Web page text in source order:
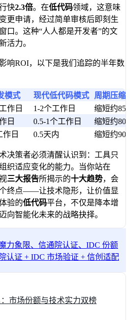
快2.3倍。在低代码领域，这意味
更申请，经过简单审核后即刻生
口。这种“人人都是开发者”的文
活力。
响ROI，以下是我们追踪的半年数
模式 现代低代码模式
周期压缩
作日 1-2个工作日
缩短约
日 0.5-1个工作日
缩短约
作日 0.5天内 缩短约
决策者必须清醒认识到：工具只
织适应变化的能力。当你站在
三大报告所揭示的十大趋势，会
终点——让技术隐形，让价值显
验的低代码平台，不仅是降本增
向智能化未来的战略抉择。
力象限、信通院认证、IDC 份额
认证 + IDC 市场验证 + 信创适配
市场份额与技术实力双榜